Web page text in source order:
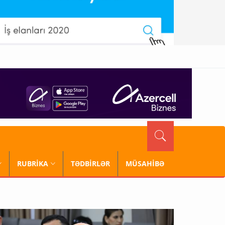
RUBRİKA TƏDBİRLƏR MÜSAHİBƏ